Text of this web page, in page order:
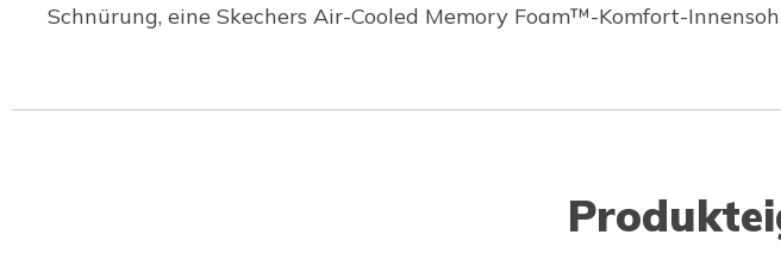
Schnürung, eine Skechers Air-Cooled Memory Foam™-Komfort-